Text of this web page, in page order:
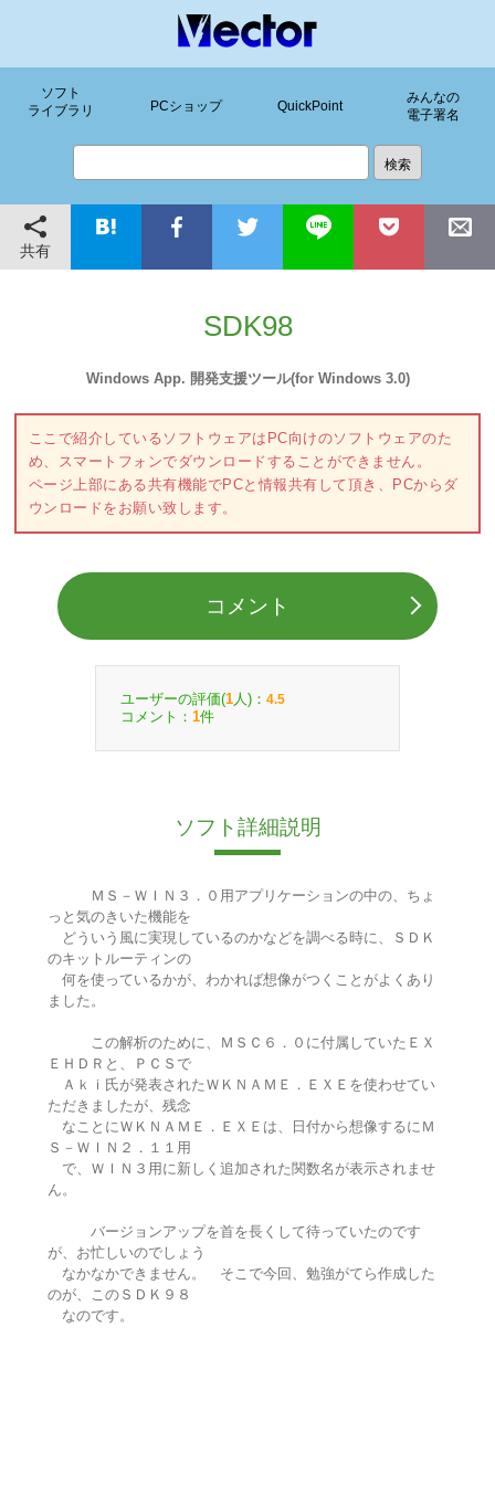
ソフト
ライブラリ
PCショップ QuickPoint
みんなの
電子署名
共有
SDK98
Windows App. 開発支援ツール(for Windows 3.0)
ここで紹介しているソフトウェアはPC向けのソフトウェアのた
め、スマートフォンでダウンロードすることができません。
ページ上部にある共有機能でPCと情報共有して頂き、PCからダ
ウンロードをお願い致します。
コメント
ユーザーの評価(1 人)： 4.5
コメント： 1件
ソフト詳細説明
ＭＳ－ＷＩＮ３．０用アプリケーションの中の、ちょ
っと気のきいた機能を
どういう風に実現しているのかなどを調べる時に、ＳＤＫ
のキットルーティンの
何を使っているかが、わかれば想像がつくことがよくあり
ました。
この解析のために、ＭＳＣ６．０に付属していたＥＸ
ＥＨＤＲと、ＰＣＳで
Ａｋｉ氏が発表されたＷＫＮＡＭＥ．ＥＸＥを使わせてい
ただきましたが、残念
なことにＷＫＮＡＭＥ．ＥＸＥは、日付から想像するにＭ
Ｓ－ＷＩＮ２．１１用
で、ＷＩＮ３用に新しく追加された関数名が表示されませ
ん。
バージョンアップを首を長くして待っていたのです
が、お忙しいのでしょう
なかなかできません。 そこで今回、勉強がてら作成した
のが、このＳＤＫ９８
なのです。